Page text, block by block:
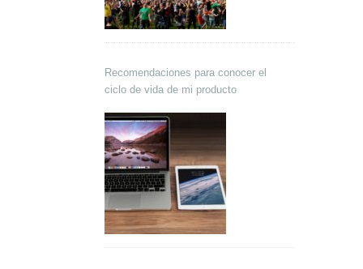
Recomendaciones para conocer el
ciclo de vida de mi producto